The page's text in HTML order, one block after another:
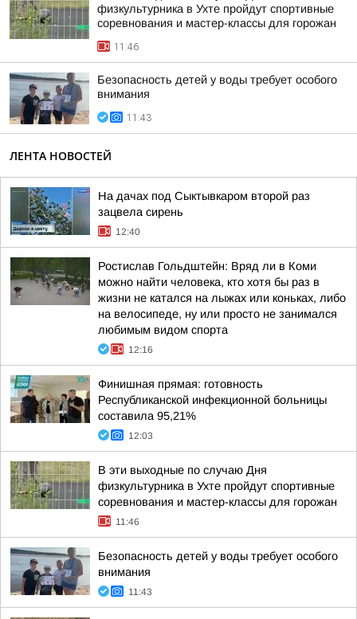
физкультурника в Ухте пройдут спортивные
соревнования и мастер-классы для горожан
11:46
Безопасность детей у воды требует особого
внимания
11:43
ЛЕНТА НОВОСТЕЙ
На дачах под Сыктывкаром второй раз
зацвела сирень
12:40
Ростислав Гольдштейн: Вряд ли в Коми
можно найти человека, кто хотя бы раз в
жизни не катался на лыжах или коньках, либо
на велосипеде, ну или просто не занимался
любимым видом спорта
12:16
Финишная прямая: готовность
Республиканской инфекционной больницы
составила 95,21%
12:03
В эти выходные по случаю Дня
физкультурника в Ухте пройдут спортивные
соревнования и мастер-классы для горожан
11:46
Безопасность детей у воды требует особого
внимания
11:43